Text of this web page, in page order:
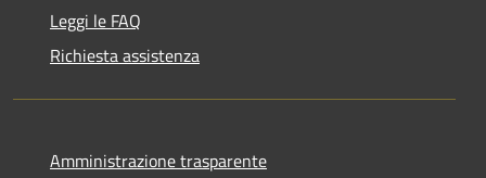
Leggi le FAQ
Richiesta assistenza
Amministrazione trasparente